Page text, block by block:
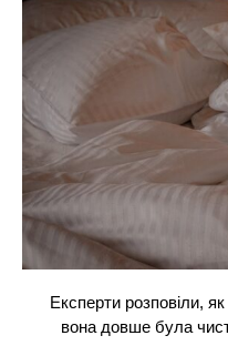
Експерти розповіли,
вона довше була